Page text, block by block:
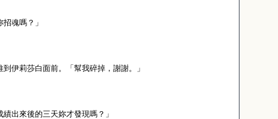
魂嗎？」
伊莉莎白面前。「幫我碎掉，謝謝。」
出來後的三天妳才發現嗎？」